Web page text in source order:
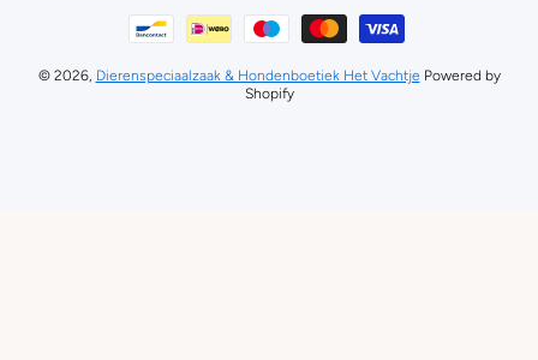
Betaalmethodes
© 2026, Dierenspeciaalzaak & Hondenboetiek Het Vachtje Powered by
Shopify